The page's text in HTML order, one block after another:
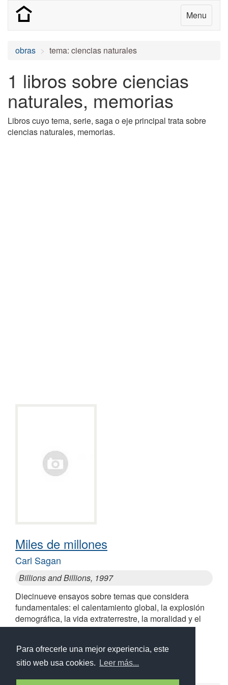
Para ofrecerle una mejor experiencia, este
sitio web usa cookies.
Leer más...
Menu
obras tema: ciencias naturales
1 libros sobre ciencias
naturales, memorias
Libros cuyo tema, serie, saga o eje principal trata sobre
ciencias naturales, memorias.
Miles de millones
Carl Sagan
Billions and Billions, 1997
Diecinueve ensayos sobre temas que considera
fundamentales: el calentamiento global, la explosión
demográfica, la vida extraterrestre, la moralidad y el
debate sobre el aborto